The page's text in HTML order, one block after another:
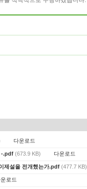
다운로드
-.pdf (673.9 KB) 다운로드
제설을 전개했는가.pdf (477.7 KB)
로드